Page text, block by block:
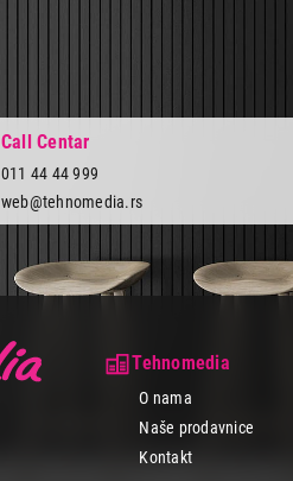
Ne gubi
svet
kao i
Call Centar
011 44 44 999
web@tehnomedia.rs
Tehnomedia
O nama
Naše prodavnice
Kontakt